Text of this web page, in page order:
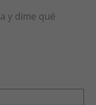
y dime qué